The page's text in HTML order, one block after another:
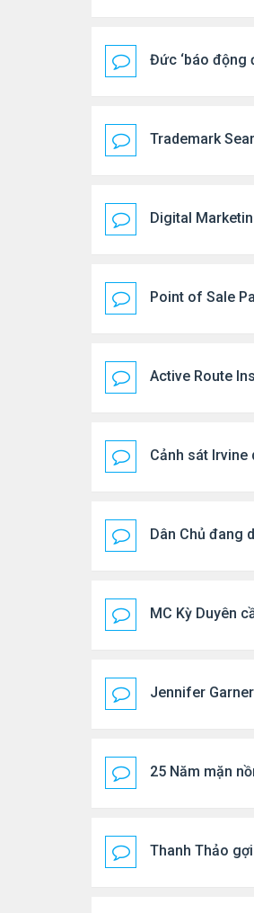
Đức ‘báo động
Trademark
Digital
Point of Sale
Active Route
Cảnh sát Irvine
Dân Chủ đang
MC Kỳ Duyên
Jennifer
25 Năm mặn
Thanh Thảo